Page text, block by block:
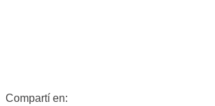
Compartí en: